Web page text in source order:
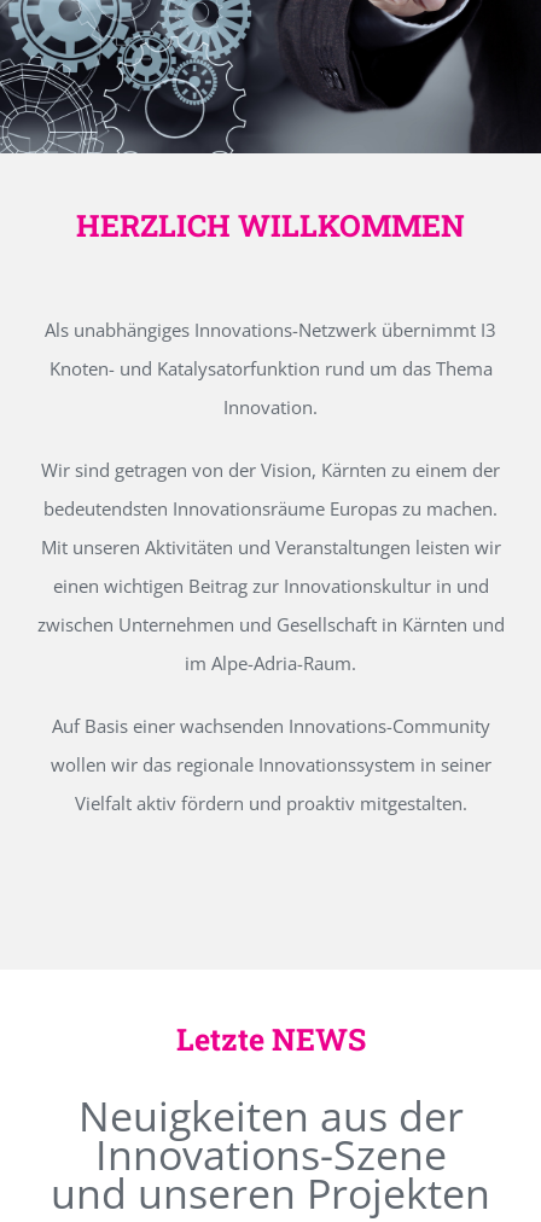
HERZLICH WILLKOMMEN
Als unabhängiges Innovations-Netzwerk übernimmt I3
Knoten- und Katalysatorfunktion rund um das Thema
Innovation.
Wir sind getragen von der Vision, Kärnten zu einem der
bedeutendsten Innovationsräume Europas zu machen.
Mit unseren Aktivitäten und Veranstaltungen leisten wir
einen wichtigen Beitrag zur Innovationskultur in und
zwischen Unternehmen und Gesellschaft in Kärnten und
im Alpe-Adria-Raum.
Auf Basis einer wachsenden Innovations-Community
wollen wir das regionale Innovationssystem in seiner
Vielfalt aktiv fördern und proaktiv mitgestalten.
Letzte NEWS
Neuigkeiten aus der
Innovations-Szene
und unseren Projekten